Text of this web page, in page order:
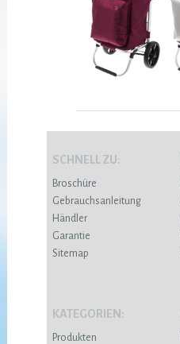
SCHNELL ZU:
Broschüre
Gebrauchsanleitung
Händler
Garantie
Sitemap
KATEGORIEN:
Produkten